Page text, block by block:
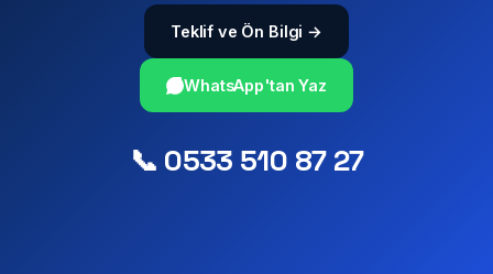
Teklif ve Ön Bilgi →
WhatsApp'tan Yaz
📞 0533 510 87 27